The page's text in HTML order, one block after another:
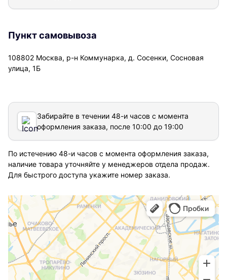
Пункт самовывоза
108802 Москва, р-н Коммунарка, д. Сосенки, Сосновая
улица, 1Б
Забирайте в течении 48-и часов с момента
оформления заказа, после 10:00 до 19:00
По истечению 48-и часов с момента оформления заказа,
наличие товара уточняйте у менеджеров отдела продаж.
Для быстрого доступа укажите номер заказа.